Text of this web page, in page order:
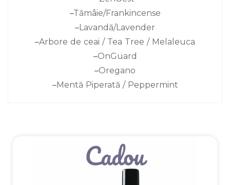
–Tămâie/Frankincense
–Lavandă/Lavender
–Arbore de ceai / Tea Tree / Melaleuca
–OnGuard
–Oregano
–Mentă Piperată / Peppermint